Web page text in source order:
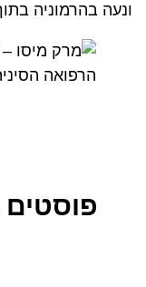
ונעה בהרמוניה